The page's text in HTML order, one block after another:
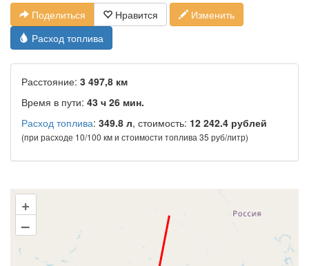
Поделиться Нравится
Изменить
Расход топлива
Расстояние: 3 497,8 км
Время в пути: 43 ч 26 мин.
Расход топлива: 349.8 л, стоимость: 12 242.4 рублей
(при расходе 10/100 км и стоимости топлива 35 руб/литр)
+
–